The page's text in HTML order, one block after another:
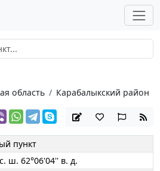
область Карабалыкский район
пункт
ш. 62°06'04'' в. д.